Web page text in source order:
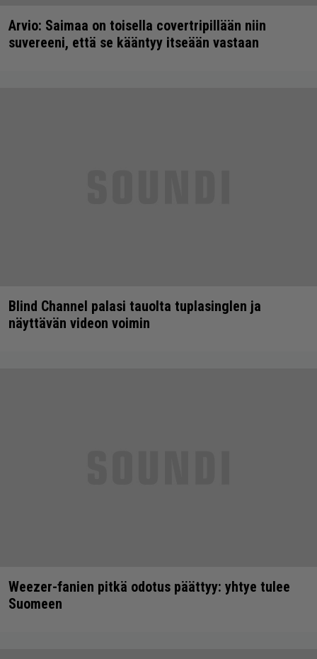
Arvio: Saimaa on toisella covertripillään niin
suvereeni, että se kääntyy itseään vastaan
Blind Channel palasi tauolta tuplasinglen ja
näyttävän videon voimin
Weezer-fanien pitkä odotus päättyy: yhtye tulee
Suomeen